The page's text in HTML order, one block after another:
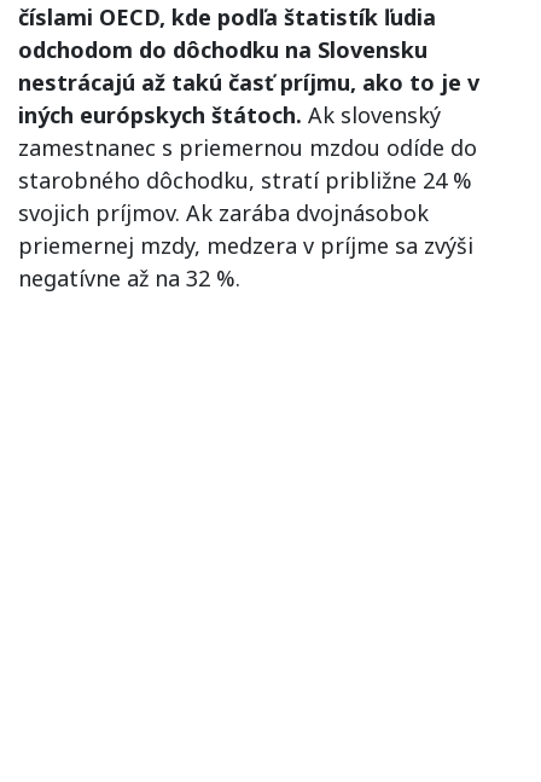
číslami OECD, kde podľa štatistík ľudia
odchodom do dôchodku na Slovensku
nestrácajú až takú časť príjmu, ako to je v
iných európskych štátoch. Ak slovenský
zamestnanec s priemernou mzdou odíde do
starobného dôchodku, stratí približne 24 %
svojich príjmov. Ak zarába dvojnásobok
priemernej mzdy, medzera v príjme sa zvýši
negatívne až na 32 %.